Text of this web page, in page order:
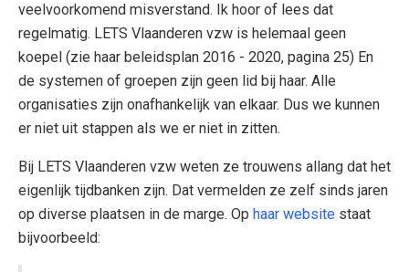
veelvoorkomend misverstand. Ik hoor of lees dat
regelmatig. LETS Vlaanderen vzw is helemaal geen
koepel (zie haar beleidsplan 2016 - 2020, pagina 25) En
de systemen of groepen zijn geen lid bij haar. Alle
organisaties zijn onafhankelijk van elkaar. Dus we kunnen
er niet uit stappen als we er niet in zitten.
Bij LETS Vlaanderen vzw weten ze trouwens allang dat het
eigenlijk tijdbanken zijn. Dat vermelden ze zelf sinds jaren
op diverse plaatsen in de marge. Op haar website staat
bijvoorbeeld: